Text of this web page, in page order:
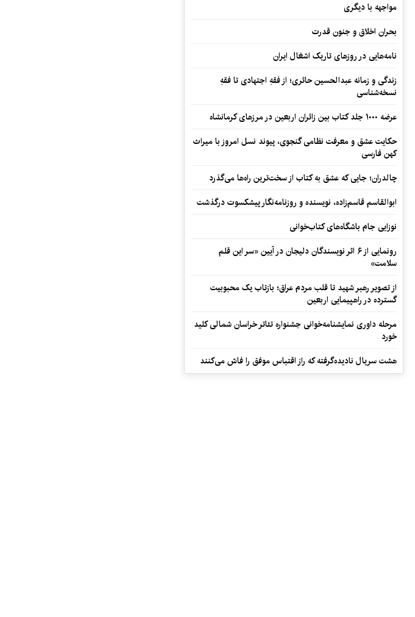
مواجهه با دیگری
بحران اخلاق و جنون قدرت
نامه‌هایی در روزهای تاریک اشغال ایران
زندگی و زمانه عبدالحسین حائری؛ از فقهِ اجتهادی تا فقهِ
نسخه‌شناسی
عرضه ۱۰۰۰ جلد کتاب بین زائران اربعین در مرزهای کرمانشاه
حکایت عشق و معرفت نظامی گنجوی، پیوند نسل امروز با میراث
کهن فارسی
چالدران؛ جایی که عشق به کتاب از سخت‌ترین راه‌ها می‌گذرد
ابوالقاسم قاسم‌زاده، نویسنده و روزنامه‌نگار پیشکسوت درگذشت
نوزایی جام باشگاه‌های کتاب‌خوانی
رونمایی از ۶ اثر نویسندگان دلیجان در آیین «سر این قلم
سلامت»
از تصویر رهبر شهید تا قلب مردم عراق؛ بازتاب یک محبوبیت
گسترده در راهپیمایی اربعین
مرحله داوری نمایشنامه‌خوانی جشنواره تئاتر خراسان شمالی کلید
خورد
هشت سریال نادیده‌گرفته که راز اقتباس موفق را فاش می‌کنند